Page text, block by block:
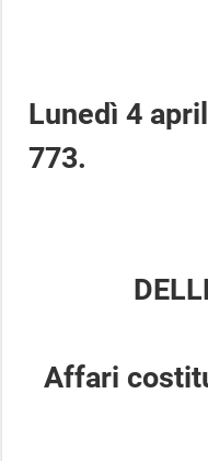
Lunedì 4
773.
Affari